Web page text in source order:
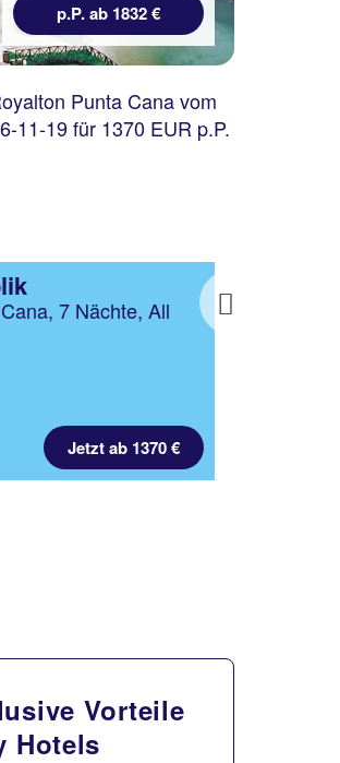
p.P. ab 1832 €
Cancun, An
All-Inclusive
Jetzt ab 666 €
Vorteile
Hotels